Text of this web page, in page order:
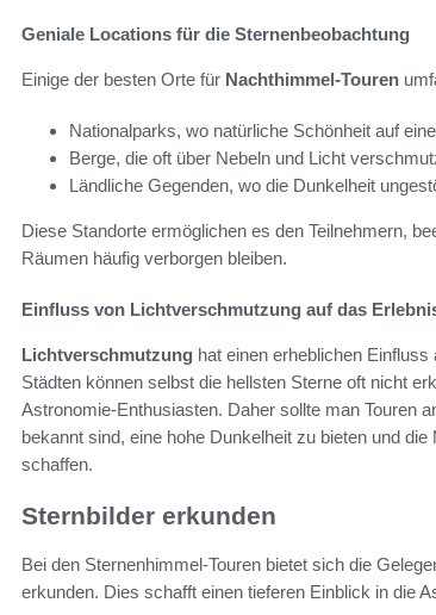
Geniale Locations für die Sternenbeobachtung
Einige der besten Orte für Nachthimmel-Touren
Nationalparks, wo natürliche Schönheit auf
Berge, die oft über Nebeln und Licht
Ländliche Gegenden, wo die Dunkelheit
Diese Standorte ermöglichen es den Teilnehmern,
Räumen häufig verborgen bleiben.
Einfluss von Lichtverschmutzung auf das
Lichtverschmutzung hat einen erheblichen
Städten können selbst die hellsten Sterne oft nicht
Astronomie-Enthusiasten. Daher sollte man Touren
bekannt sind, eine hohe Dunkelheit zu bieten und
schaffen.
Sternbilder erkunden
Bei den Sternenhimmel-Touren bietet sich die
erkunden. Dies schafft einen tieferen Einblick in die